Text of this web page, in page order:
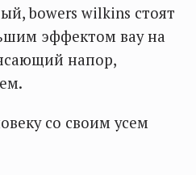
bowers wilkins стоят
эффектом вау на
напор,
со своим усем